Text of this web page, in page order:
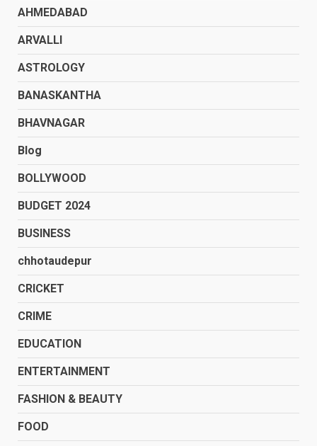
AHMEDABAD
ARVALLI
ASTROLOGY
BANASKANTHA
BHAVNAGAR
Blog
BOLLYWOOD
BUDGET 2024
BUSINESS
chhotaudepur
CRICKET
CRIME
EDUCATION
ENTERTAINMENT
FASHION & BEAUTY
FOOD